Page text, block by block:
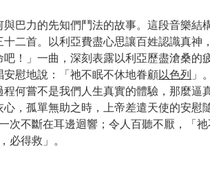
巴力的先知們鬥法的故事。這段音樂結
二首。以利亞費盡心思讓百姓認識真神
！」一曲，深刻表露以利亞歷盡滄桑的
慰地說：「祂不眠不休地眷顧以色列 」
何嘗不是我們人生真實的體驗，那麼逼
，孤單無助之時，上帝差遣天使的安慰
不斷在耳邊迴響；令人百聽不厭，「
必得救」。